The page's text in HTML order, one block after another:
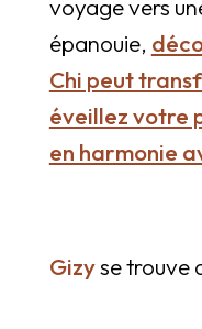
voyage vers
épanouie,
Chi peut
éveillez votre
en harmonie
Gizyse trouve